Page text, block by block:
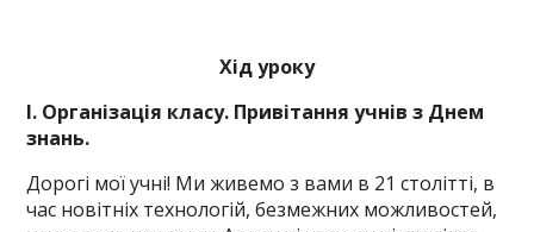
Хід уроку
І. Організація класу. Привітання учнів з Днем
знань.
Дорогі мої учні! Ми живемо з вами в 21 столітті, в
час новітніх технологій, безмежних можливостей,